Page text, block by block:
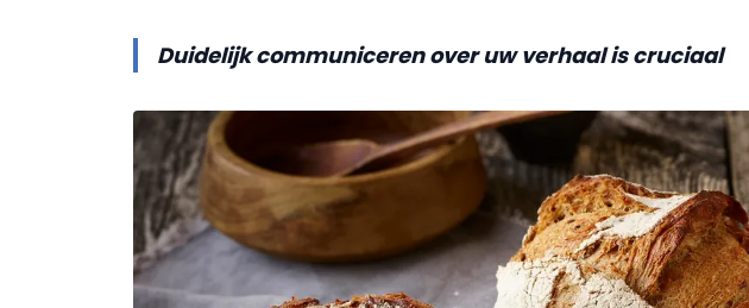
Duidelijk communiceren over uw verhaal is cruciaal